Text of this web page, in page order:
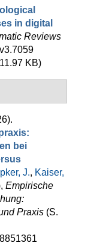
in digital
Reviews
KB)
bei
J., Kaiser,
, Empirische
Praxis (S.